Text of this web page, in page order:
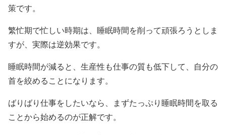
策です。
繁忙期で忙しい時期は、睡眠時間を削って頑張ろうとしま
すが、実際は逆効果です。
睡眠時間が減ると、生産性も仕事の質も低下して、自分の
首を絞めることになります。
ばりばり仕事をしたいなら、まずたっぷり睡眠時間を取る
ことから始めるのが正解です。